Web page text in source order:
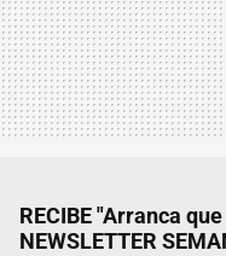
RECIBE "Arranca
NEWSLETTER